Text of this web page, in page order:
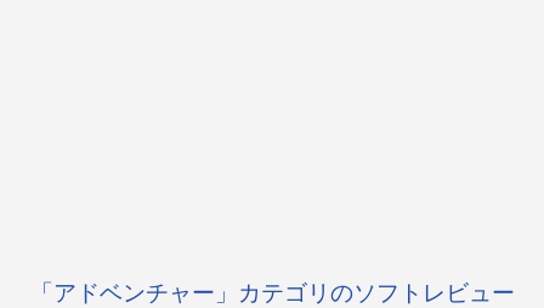
「アドベンチャー」カテゴリのソフトレビュー